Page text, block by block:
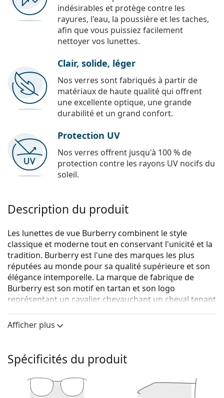
indésirables et protège contre les
rayures, l'eau, la poussière et les taches,
afin que vous puissiez facilement
nettoyer vos lunettes.
Clair, solide, léger
Nos verres sont fabriqués à partir de
matériaux de haute qualité qui offrent
une excellente optique, une grande
durabilité et un grand confort.
Protection UV
Nos verres offrent jusqu'à 100 % de
protection contre les rayons UV nocifs du
soleil.
Description du produit
Les lunettes de vue Burberry combinent le style
classique et moderne tout en conservant l'unicité et la
tradition. Burberry est l'une des marques les plus
réputées au monde pour sa qualité supérieure et son
élégance intemporelle. La marque de fabrique de
Burberry est son motif en tartan et son logo
représentant un cavalier chevauchant un cheval tenant
unique grâce à son design, son style et le nombre de
combinaisons de couleurs intéressantes qui
Burberry Auden 0BE2346 3001 53
Monture de lunettes de vue
Afficher plus
Spécificités du produit